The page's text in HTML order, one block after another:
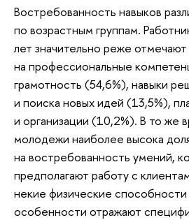
Востребованность навыков
по возрастным группам.
лет значительно реже отмечают
на профессиональные
грамотность (54,6%), навыки
и поиска новых идей (13,5%),
и организации (10,2%). В то же
молодежи наиболее высока
на востребованность умений,
предполагают работу с
некие физические
особенности отражают